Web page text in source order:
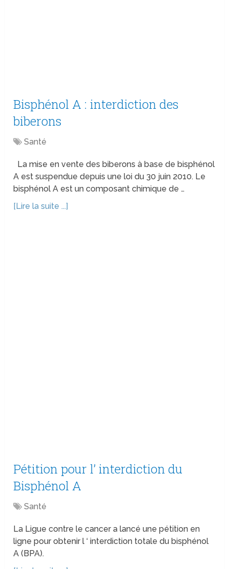
Bisphénol A : interdiction des
biberons
Santé
La mise en vente des biberons à base de bisphénol
A est suspendue depuis une loi du 30 juin 2010. Le
bisphénol A est un composant chimique de …
[Lire la suite ...]
Pétition pour l’ interdiction du
Bisphénol A
Santé
La Ligue contre le cancer a lancé une pétition en
ligne pour obtenir l ‘ interdiction totale du bisphénol
A (BPA).